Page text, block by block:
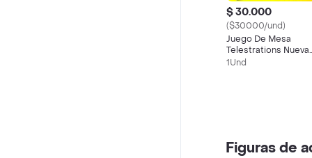
$ 30.000
($30000/und)
Juego De Mesa
Telestrations Nueva
Edición
1Und
Figuras de